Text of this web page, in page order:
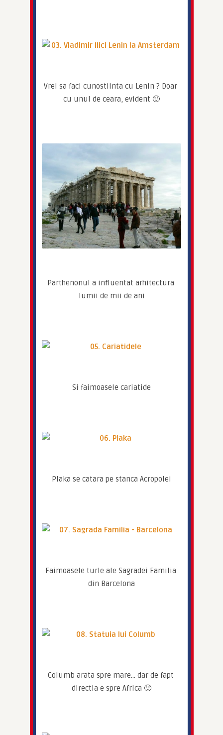
Vrei sa faci cunostiinta cu Lenin ? Doar
cu unul de ceara, evident 🙂
Parthenonul a influentat arhitectura
lumii de mii de ani
Si faimoasele cariatide
Plaka se catara pe stanca Acropolei
Faimoasele turle ale Sagradei Familia
din Barcelona
Columb arata spre mare… dar de fapt
directia e spre Africa 🙂